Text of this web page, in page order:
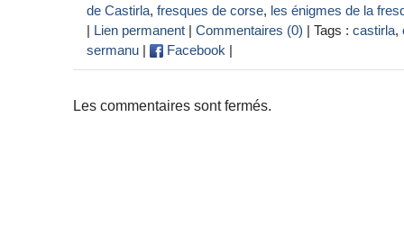
de Castirla, fresques de corse, les énigmes de la
| Lien permanent | Commentaires (0) | Tags : castirla,
sermanu | Facebook |
Les commentaires sont fermés.